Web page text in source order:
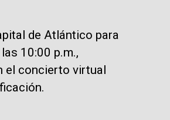
de Atlántico para
10:00 p.m.,
el concierto virtual